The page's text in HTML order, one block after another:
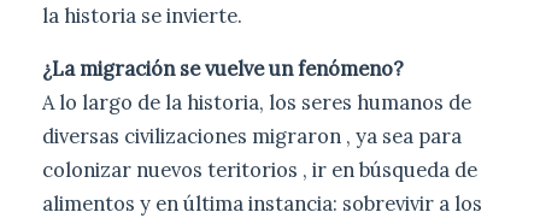
la historia se invierte.
¿La migración se vuelve un fenómeno?
A lo largo de la historia, los seres humanos de
diversas civilizaciones migraron , ya sea para
colonizar nuevos teritorios , ir en búsqueda de
alimentos y en última instancia: sobrevivir a los